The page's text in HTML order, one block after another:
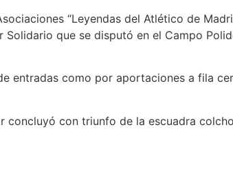
“Leyendas del Atlético de
Solidario que se disputó en el Campo
entradas como por aportaciones a fila
con triunfo de la escuadra